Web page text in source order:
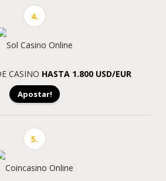
4.
CASINO HASTA 1.800 USD/EUR
Apostar!
5.